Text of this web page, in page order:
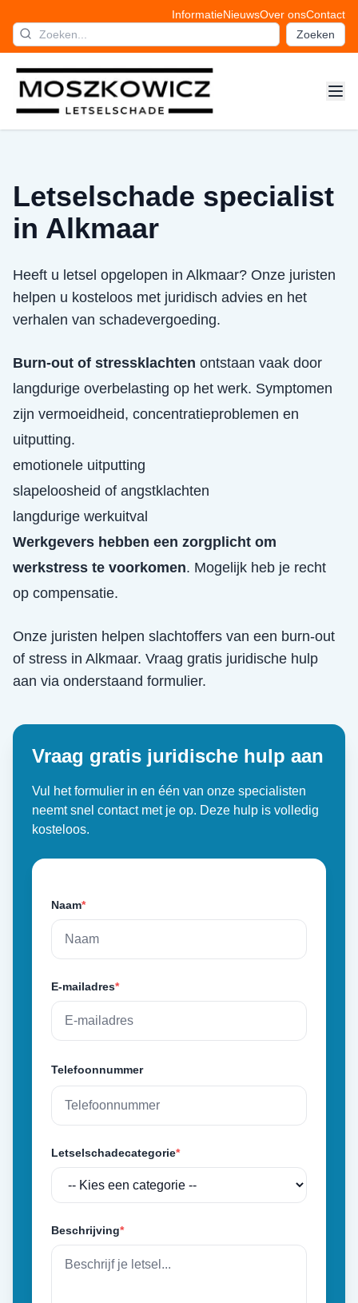
InformatieNieuwsOver onsContact
Zoeken
Letselschade specialist
in Alkmaar
Heeft u letsel opgelopen in Alkmaar? Onze juristen
helpen u kosteloos met juridisch advies en het
verhalen van schadevergoeding.
Burn-out of stressklachten ontstaan vaak door
langdurige overbelasting op het werk. Symptomen
zijn vermoeidheid, concentratieproblemen en
uitputting.
emotionele uitputting
slapeloosheid of angstklachten
langdurige werkuitval
Werkgevers hebben een zorgplicht om
werkstress te voorkomen. Mogelijk heb je recht
op compensatie.
Onze juristen helpen slachtoffers van een burn-out
of stress in Alkmaar. Vraag gratis juridische hulp
aan via onderstaand formulier.
Vraag gratis juridische hulp aan
Vul het formulier in en één van onze specialisten
neemt snel contact met je op. Deze hulp is volledig
kosteloos.
Naam*
E-mailadres*
Telefoonnummer
Letselschadecategorie*
Beschrijving*